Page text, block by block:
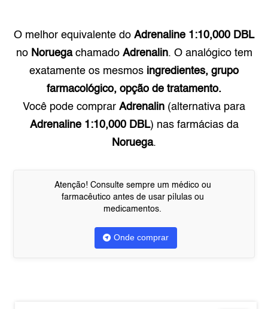
O melhor equivalente do Adrenaline 1:10,000 DBL
no Noruegachamado Adrenalin. O analógico tem
exatamente os mesmos ingredientes, grupo
farmacológico, opção de tratamento.
Você pode comprar Adrenalin (alternativa para
Adrenaline 1:10,000 DBL) nas farmácias da
Noruega.
Atenção! Consulte sempre um médico ou
farmacêutico antes de usar pílulas ou
medicamentos.
Onde comprar